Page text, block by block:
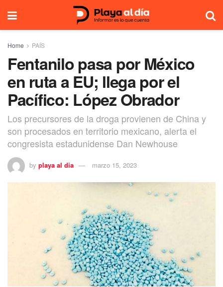
Home PAÍS
Fentanilo pasa por México
en ruta a EU; llega por el
Pacífico: López Obrador
Los precursores de la droga provienen de China y
son procesados en territorio mexicano, alerta el
congresista estadunidense Dan Newhouse
by playa al dia marzo 15, 2023